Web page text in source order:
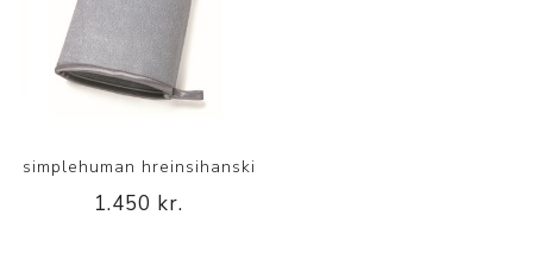
simplehuman hreinsihanski
1.450 kr.